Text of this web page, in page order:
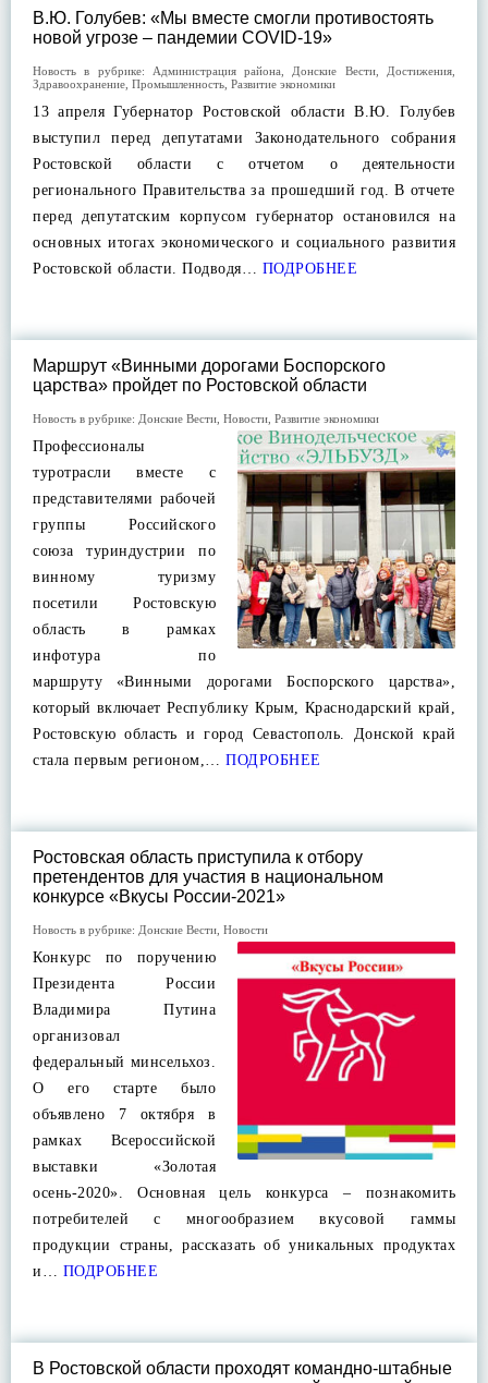
В.Ю. Голубев: «Мы вместе смогли противостоять
новой угрозе – пандемии COVID-19»
Новость в рубрике: Администрация района Донские Вести, Достижения
Здравоохранение Промышленность Развитие экономики
13 апреля Губернатор Ростовской области В.Ю. Голубев
выступил перед депутатами Законодательного собрания
Ростовской области с отчетом о деятельности
регионального Правительства за прошедший год. В отчете
перед депутатским корпусом губернатор остановился на
основных итогах экономического и социального развития
Ростовской области. Подводя… ПОДРОБНЕЕ
Маршрут «Винными дорогами Боспорского
царства» пройдет по Ростовской области
Новость в рубрике: Донские Вести Новости Развитие экономики
Профессионалы
туротрасли вместе с
представителями рабочей
группы Российского
союза туриндустрии по
винному туризму
посетили Ростовскую
область в рамках
инфотура по
маршруту «Винными дорогами Боспорского царства»,
который включает Республику Крым, Краснодарский край,
Ростовскую область и город Севастополь. Донской край
стала первым регионом,… ПОДРОБНЕЕ
Ростовская область приступила к отбору
претендентов для участия в национальном
конкурсе «Вкусы России-2021»
Новость в рубрике: Донские Вести Новости
Конкурс по поручению
Президента России
Владимира Путина
организовал
федеральный минсельхоз.
О его старте было
объявлено 7 октября в
рамках Всероссийской
выставки «Золотая
осень-2020». Основная цель конкурса – познакомить
потребителей с многообразием вкусовой гаммы
продукции страны, рассказать об уникальных продуктах
и… ПОДРОБНЕЕ
В Ростовской области проходят командно-штабные